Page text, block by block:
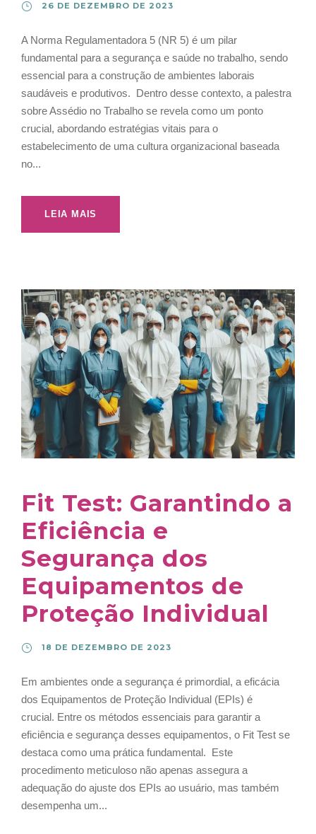
26 DE DEZEMBRO DE 2023
A Norma Regulamentadora 5 (NR 5) é um pilar
fundamental para a segurança e saúde no trabalho, sendo
essencial para a construção de ambientes laborais
saudáveis e produtivos. Dentro desse contexto, a palestra
sobre Assédio no Trabalho se revela como um ponto
crucial, abordando estratégias vitais para o
estabelecimento de uma cultura organizacional baseada
no...
LEIA MAIS
Fit Test: Garantindo a
Eficiência e
Segurança dos
Equipamentos de
Proteção Individual
18 DE DEZEMBRO DE 2023
Em ambientes onde a segurança é primordial, a eficácia
dos Equipamentos de Proteção Individual (EPIs) é
crucial. Entre os métodos essenciais para garantir a
eficiência e segurança desses equipamentos, o Fit Test se
destaca como uma prática fundamental. Este
procedimento meticuloso não apenas assegura a
adequação do ajuste dos EPIs ao usuário, mas também
desempenha um...